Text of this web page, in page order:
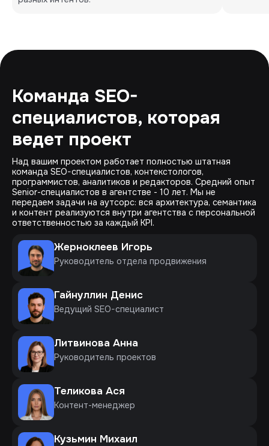
Команда SEO-
специалистов, которая
ведет проект
Над вашим проектом работает полностью штатная
команда SEO-специалистов, контекстологов,
программистов, аналитиков и редакторов. Средний опыт
Senior-специалистов в агентстве - 10 лет. Мы не
передаем задачи на аутсорс: вся архитектура, семантика
и контент реализуются внутри агентства с персональной
ответственностью за каждый KPI.
Жерноклеев Игорь
Руководитель отдела продвижения
Гайнуллин Денис
Ведущий SEO-специалист
Литвинова Анна
Руководитель проектов
Теликова Ася
Контент-менеджер
Кузьмин Михаил